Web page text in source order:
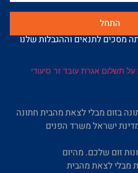
התחל
מסכים לתנאים וההגבלות שלנו
בזום מבלי לצאת מהבית חתונה
ישראל משרד הפנים
זום שלכם. מהיום
מבלי לצאת מהבית